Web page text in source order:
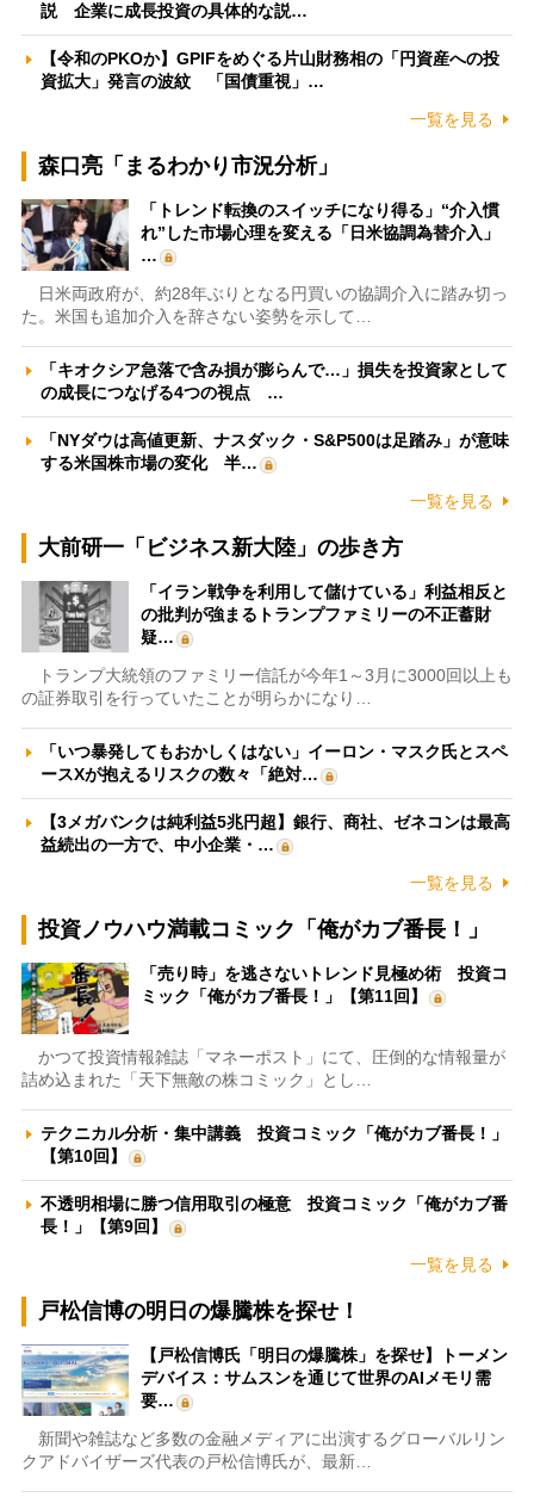
説 企業に成長投資の具体的な説…
【令和のPKOか】GPIFをめぐる片山財務相の「円資産への投
資拡大」発言の波紋 「国債重視」…
一覧を見る
森口亮「まるわかり市況分析」
「トレンド転換のスイッチになり得る」“介入慣
れ”した市場心理を変える「日米協調為替介入」
…
日米両政府が、約28年ぶりとなる円買いの協調介入に踏み切っ
た。米国も追加介入を辞さない姿勢を示して…
「キオクシア急落で含み損が膨らんで…」損失を投資家として
の成長につなげる4つの視点 …
「NYダウは高値更新、ナスダック・S&P500は足踏み」が意味
する米国株市場の変化 半…
一覧を見る
大前研一「ビジネス新大陸」の歩き方
「イラン戦争を利用して儲けている」利益相反と
の批判が強まるトランプファミリーの不正蓄財
疑…
トランプ大統領のファミリー信託が今年1～3月に3000回以上も
の証券取引を行っていたことが明らかになり…
「いつ暴発してもおかしくはない」イーロン・マスク氏とスペ
ースXが抱えるリスクの数々「絶対…
【3メガバンクは純利益5兆円超】銀行、商社、ゼネコンは最高
益続出の一方で、中小企業・…
一覧を見る
投資ノウハウ満載コミック「俺がカブ番長！」
「売り時」を逃さないトレンド見極め術 投資コ
ミック「俺がカブ番長！」【第11回】
かつて投資情報雑誌「マネーポスト」にて、圧倒的な情報量が
詰め込まれた「天下無敵の株コミック」とし…
テクニカル分析・集中講義 投資コミック「俺がカブ番長！」
【第10回】
不透明相場に勝つ信用取引の極意 投資コミック「俺がカブ番
長！」【第9回】
一覧を見る
戸松信博の明日の爆騰株を探せ！
【戸松信博氏「明日の爆騰株」を探せ】トーメン
デバイス：サムスンを通じて世界のAIメモリ需
要…
新聞や雑誌など多数の金融メディアに出演するグローバルリン
クアドバイザーズ代表の戸松信博氏が、最新…